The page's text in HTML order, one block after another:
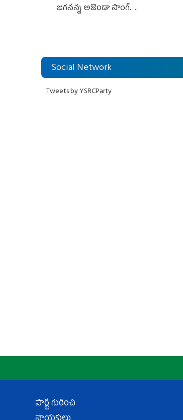
జగనన్న అజెండా సాంగ్….
Social Network
Tweets by YSRCParty
పార్టీ గురించి